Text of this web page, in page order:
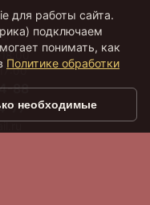
88
77
для работы сайта.
подключаем
понимать, как
Политике обработки
необходимые